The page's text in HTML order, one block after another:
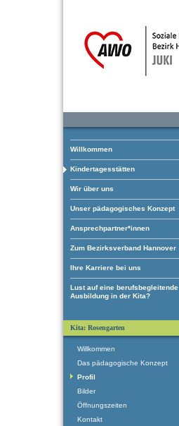
Willkommen
Kindertagesstätten
Wir über uns
Unser pädagogisches Konzept
Ansprechpartner*innen
Zum Bezirksverband Hannover
Ihre Karriere bei uns
Lust auf eine berufsbegleitende
Ausbildung in der Kita?
Kita: Rosengarten
Willkommen
Das pädagogische Konzept
Profil
Bilder
Öffnungszeiten
Kontakt